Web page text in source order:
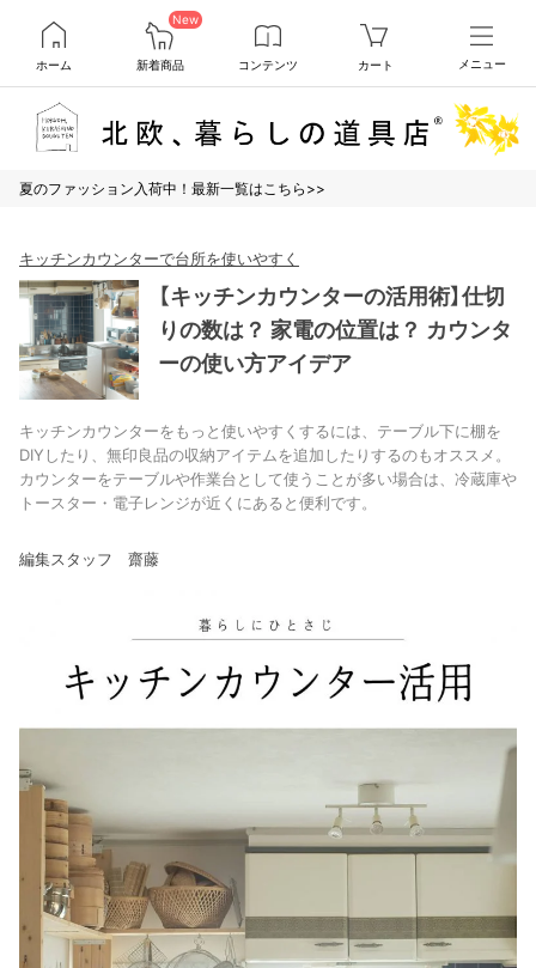
ホーム
New
新着商品 コンテンツ カート メニュー
夏のファッション入荷中！最新一覧はこちら>>
キッチンカウンターで台所を使いやすく
【キッチンカウンターの活用術】仕切
りの数は？ 家電の位置は？ カウンタ
ーの使い方アイデア
キッチンカウンターをもっと使いやすくするには、テーブル下に棚を
DIYしたり、無印良品の収納アイテムを追加したりするのもオススメ。
カウンターをテーブルや作業台として使うことが多い場合は、冷蔵庫や
トースター・電子レンジが近くにあると便利です。
編集スタッフ 齋藤